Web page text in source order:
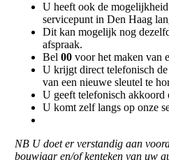
U heeft ook de
servicepunt in Den Haag
Dit kan mogelijk nog
afspraak.
Bel00 voor het maken van
U krijgt direct telefonisch
van een nieuwe sleutel te
U geeft telefonisch akkoord
U komt zelf langs op onze
NB U doet er verstandig aan
bouwjaar en/of kenteken van uw